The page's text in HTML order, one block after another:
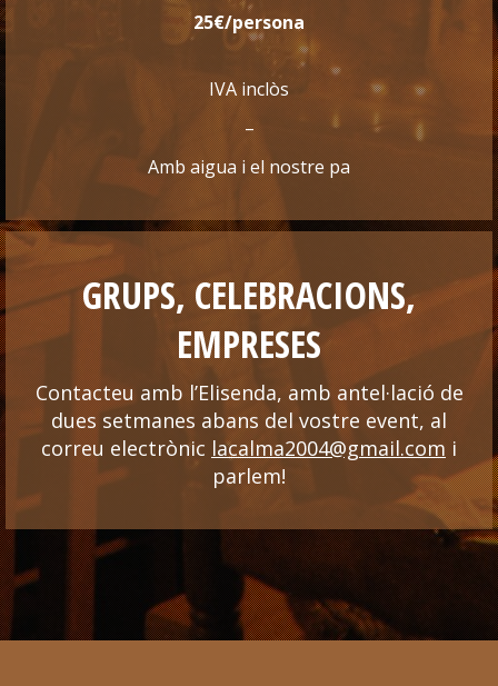
25€/persona
IVA inclòs
–
Amb aigua i el nostre pa
GRUPS, CELEBRACIONS,
EMPRESES
Contacteu amb l’Elisenda, amb antel·lació de
dues setmanes abans del vostre event, al
correu electrònic lacalma2004@gmail.com i
parlem!